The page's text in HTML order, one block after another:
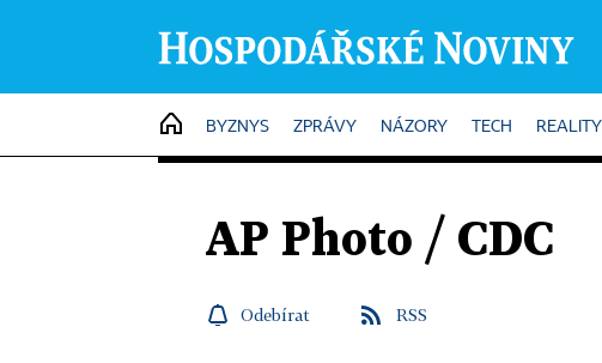
HOME
BYZNYS ZPRÁVY NÁZORY TECH REALITY
AP Photo / CDC
Odebírat RSS